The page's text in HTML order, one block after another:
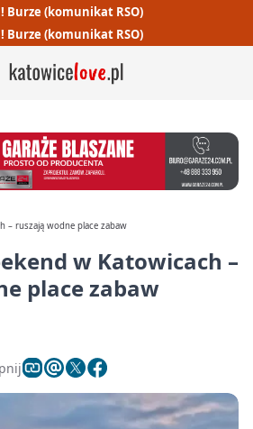
Burze (komunikat RSO)
Burze (komunikat RSO)
– ruszają wodne place zabaw
w Katowicach –
place zabaw